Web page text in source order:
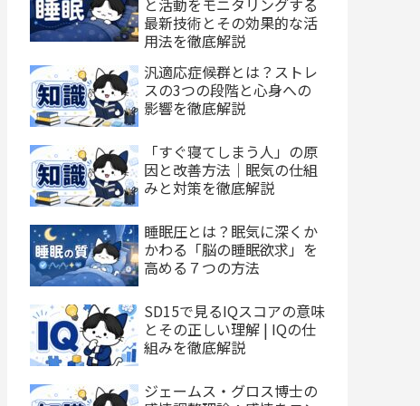
最新技術とその効果的な活
用法を徹底解説
汎適応症候群とは？ストレ
スの3つの段階と心身への
影響を徹底解説
「すぐ寝てしまう人」の原
因と改善方法｜眠気の仕組
みと対策を徹底解説
睡眠圧とは？眠気に深くか
かわる「脳の睡眠欲求」を
高める７つの方法
SD15で見るIQスコアの意味
とその正しい理解 | IQの仕
組みを徹底解説
ジェームス・グロス博士の